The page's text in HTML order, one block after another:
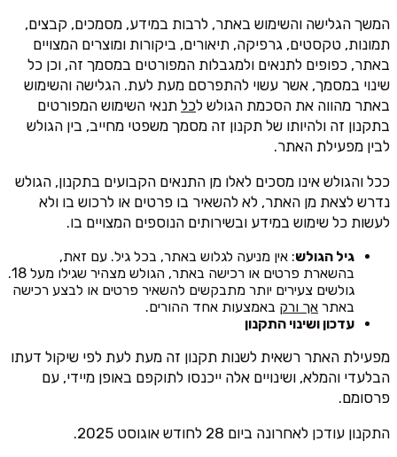
המשך הגלישה והשימוש באתר, לרבות במידע, מסמכים, קבצים,
תמונות, טקסטים, גרפיקה, תיאורים, ביקורות ומוצרים המצויים
באתר, כפופים לתנאים ולמגבלות המפורטים במסמך זה, וכן כל
שינוי במסמך, אשר עשוי להתפרסם מעת לעת. הגלישה והשימוש
באתר מהווה את הסכמת הגולש לכל תנאי השימוש המפורטים
בתקנון זה ולהיותו של תקנון זה מסמך משפטי מחייב, בין הגולש
לבין מפעילת האתר.
ככל והגולש אינו מסכים לאלו מן התנאים הקבועים בתקנון, הגולש
נדרש לצאת מן האתר, לא להשאיר בו פרטים או לרכוש בו ולא
לעשות כל שימוש במידע ובשירותים הנוספים המצויים בו.
גיל הגולש: אין מניעה לגלוש באתר, בכל גיל. עם זאת,
בהשארת פרטים או רכישה באתר, הגולש מצהיר שגילו מעל 18.
גולשים צעירים יותר מתבקשים להשאיר פרטים או לבצע רכישה
באתר אך ורק באמצעות אחד ההורים.
עדכון ושינוי התקנון
מפעילת האתר רשאית לשנות תקנון זה מעת לעת לפי שיקול דעתו
הבלעדי והמלא, ושינויים אלה ייכנסו לתוקפם באופן מיידי, עם
פרסומם.
התקנון עודכן לאחרונה ביום 28 לחודש אוגוסט 2025.